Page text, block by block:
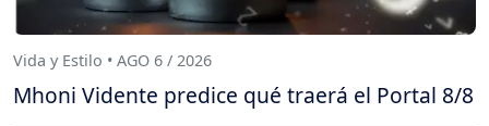
Vida y Estilo • AGO 6 / 2026
Mhoni Vidente predice qué traerá el Portal 8/8